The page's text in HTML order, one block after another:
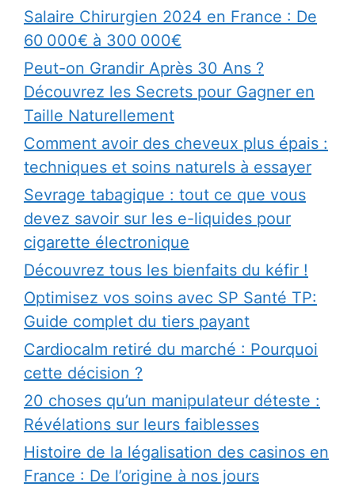
Salaire Chirurgien 2024 en France : De
60 000€ à 300 000€
Peut-on Grandir Après 30 Ans ?
Découvrez les Secrets pour Gagner en
Taille Naturellement
Comment avoir des cheveux plus épais :
techniques et soins naturels à essayer
Sevrage tabagique : tout ce que vous
devez savoir sur les e-liquides pour
cigarette électronique
Découvrez tous les bienfaits du kéfir !
Optimisez vos soins avec SP Santé TP:
Guide complet du tiers payant
Cardiocalm retiré du marché : Pourquoi
cette décision ?
20 choses qu’un manipulateur déteste :
Révélations sur leurs faiblesses
Histoire de la légalisation des casinos en
France : De l’origine à nos jours